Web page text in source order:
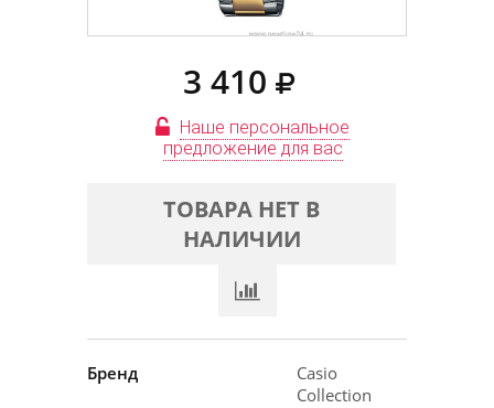
3 410
Наше персональное
предложение для вас
ТОВАРА НЕТ В
НАЛИЧИИ
Бренд
Casio
Collection